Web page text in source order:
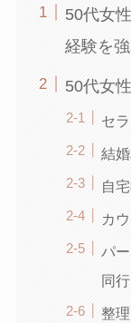
50代女
経験を
50代女
セ
結
自
カ
パ
同行
整